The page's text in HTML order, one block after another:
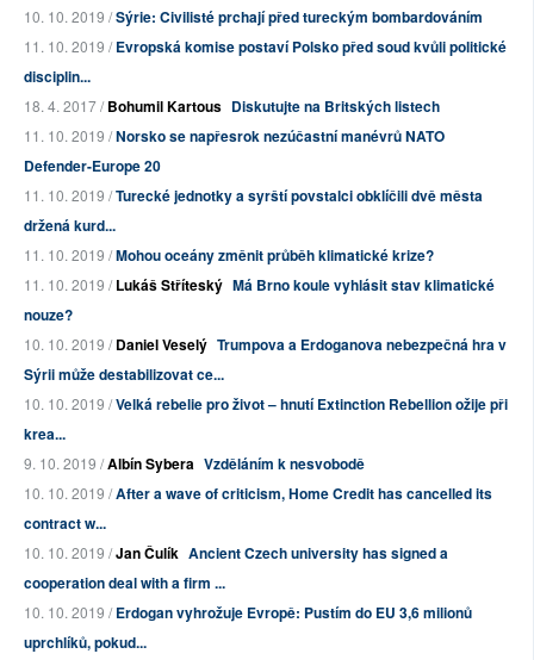
10. 10. 2019 /Sýrie: Civilisté prchají před tureckým bombardováním
11. 10. 2019 /Evropská komise postaví Polsko před soud kvůli politické
disciplin...
18. 4. 2017 /Bohumil Kartous Diskutujte na Britských listech
11. 10. 2019 /Norsko se napřesrok nezúčastní manévrů NATO
Defender-Europe 20
11. 10. 2019 /Turecké jednotky a syrští povstalci obklíčili dvě města
držená kurd...
11. 10. 2019 /Mohou oceány změnit průběh klimatické krize?
11. 10. 2019 /Lukáš Stříteský Má Brno koule vyhlásit stav klimatické
nouze?
10. 10. 2019 /Daniel Veselý Trumpova a Erdoganova nebezpečná hra v
Sýrii může destabilizovat ce...
10. 10. 2019 /Velká rebelie pro život – hnutí Extinction Rebellion ožije při
krea...
9. 10. 2019 /Albín Sybera Vzděláním k nesvobodě
10. 10. 2019 /After a wave of criticism, Home Credit has cancelled its
contract w...
10. 10. 2019 /Jan Čulík Ancient Czech university has signed a
cooperation deal with a firm ...
10. 10. 2019 /Erdogan vyhrožuje Evropě: Pustím do EU 3,6 milionů
uprchlíků, pokud...